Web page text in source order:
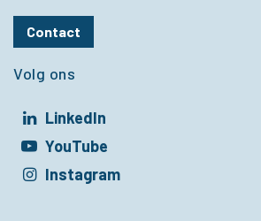
Contact
Volg ons
LinkedIn
in een nieuw venster
YouTube
in een nieuw venster
Instagram